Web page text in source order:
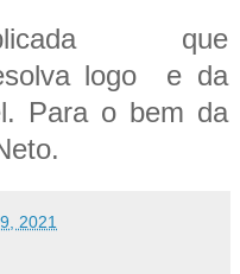
que
logo e da
Para o bem da
2021